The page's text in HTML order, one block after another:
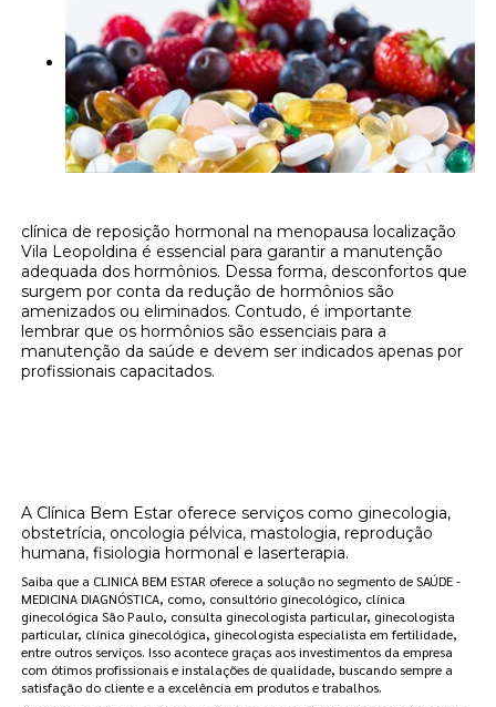
clínica de reposição hormonal na menopausa localização
Vila Leopoldina é essencial para garantir a manutenção
adequada dos hormônios. Dessa forma, desconfortos que
surgem por conta da redução de hormônios são
amenizados ou eliminados. Contudo, é importante
lembrar que os hormônios são essenciais para a
manutenção da saúde e devem ser indicados apenas por
profissionais capacitados.
A Clínica Bem Estar oferece serviços como ginecologia,
obstetrícia, oncologia pélvica, mastologia, reprodução
humana, fisiologia hormonal e laserterapia.
Saiba que a CLINICA BEM ESTAR oferece a solução no segmento de SAÚDE -
MEDICINA DIAGNÓSTICA, como, consultório ginecológico, clínica
ginecológica São Paulo, consulta ginecologista particular, ginecologista
particular, clínica ginecológica, ginecologista especialista em fertilidade,
entre outros serviços. Isso acontece graças aos investimentos da empresa
com ótimos profissionais e instalações de qualidade, buscando sempre a
satisfação do cliente e a excelência em produtos e trabalhos.